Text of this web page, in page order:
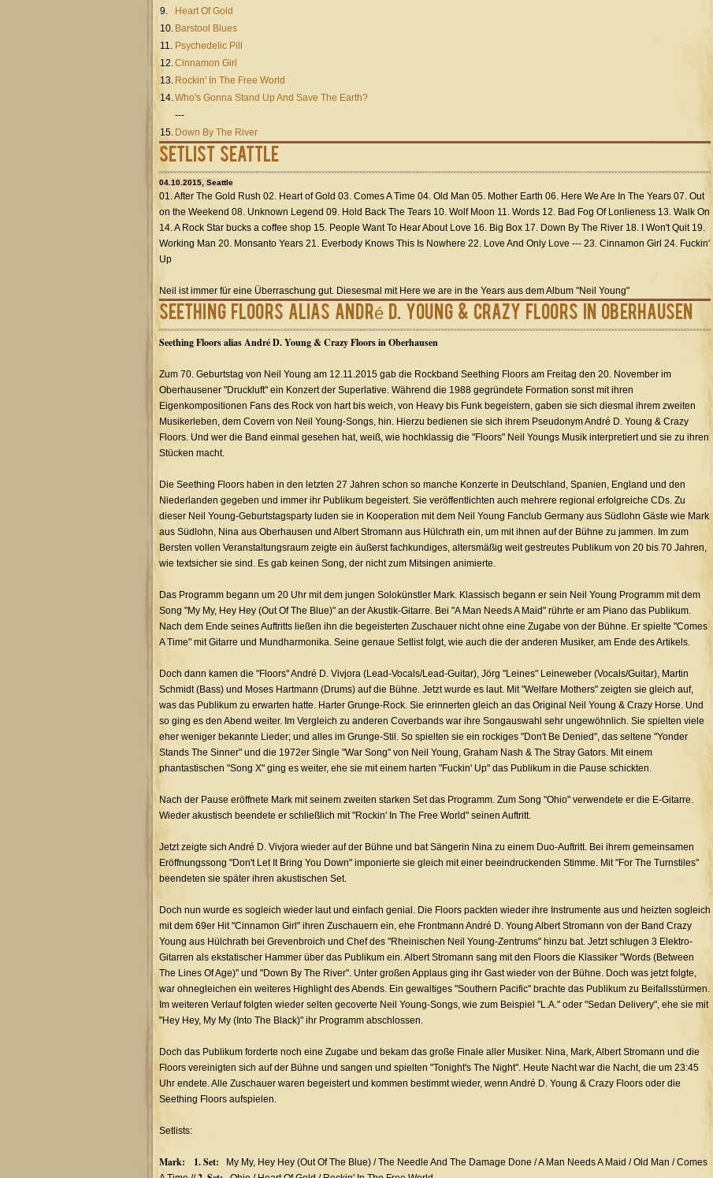
9.
Heart Of Gold
10. Barstool Blues
11. Psychedelic Pill
12.Cinnamon Girl
13. Rockin' In The Free World
14.Who's Gonna Stand Up And Save The Earth?
---
15. Down By The River
Setlist Seattle
04.10.2015, Seattle
01. After The Gold Rush 02. Heart of Gold 03. Comes A Time 04. Old Man 05. Mother Earth 06. Here We Are In The Years 07. Out
on the Weekend 08. Unknown Legend 09. Hold Back The Tears 10. Wolf Moon 11. Words 12. Bad Fog Of Lonlieness 13. Walk On
14. A Rock Star bucks a coffee shop 15. People Want To Hear About Love 16. Big Box 17. Down By The River 18. I Won't Quit 19.
Working Man 20. Monsanto Years 21. Everbody Knows This Is Nowhere 22. Love And Only Love --- 23. Cinnamon Girl 24. Fuckin'
Up
Neil ist immer für eine Überraschung gut. Diesesmal mit Here we are in the Years aus dem Album "Neil Young"
Seething Floors alias André D. Young & Crazy Floors in Oberhausen
Seething Floors alias André D. Young & Crazy Floors in Oberhausen
Zum 70. Geburtstag von Neil Young am 12.11.2015 gab die Rockband Seething Floors am Freitag den 20. November im
Oberhausener "Druckluft" ein Konzert der Superlative. Während die 1988 gegründete Formation sonst mit ihren
Eigenkompositionen Fans des Rock von hart bis weich, von Heavy bis Funk begeistern, gaben sie sich diesmal ihrem zweiten
Musikerleben, dem Covern von Neil Young-Songs, hin. Hierzu bedienen sie sich ihrem Pseudonym André D. Young & Crazy
Floors. Und wer die Band einmal gesehen hat, weiß, wie hochklassig die "Floors" Neil Youngs Musik interpretiert und sie zu ihren
Stücken macht.
Die Seething Floors haben in den letzten 27 Jahren schon so manche Konzerte in Deutschland, Spanien, England und den
Niederlanden gegeben und immer ihr Publikum begeistert. Sie veröffentlichten auch mehrere regional erfolgreiche CDs. Zu
dieser Neil Young-Geburtstagsparty luden sie in Kooperation mit dem Neil Young Fanclub Germany aus Südlohn Gäste wie Mark
aus Südlohn, Nina aus Oberhausen und Albert Stromann aus Hülchrath ein, um mit ihnen auf der Bühne zu jammen. Im zum
Bersten vollen Veranstaltungsraum zeigte ein äußerst fachkundiges, altersmäßig weit gestreutes Publikum von 20 bis 70 Jahren,
wie textsicher sie sind. Es gab keinen Song, der nicht zum Mitsingen animierte.
Das Programm begann um 20 Uhr mit dem jungen Solokünstler Mark. Klassisch begann er sein Neil Young Programm mit dem
Song "My My, Hey Hey (Out Of The Blue)" an der Akustik-Gitarre. Bei "A Man Needs A Maid" rührte er am Piano das Publikum.
Nach dem Ende seines Auftritts ließen ihn die begeisterten Zuschauer nicht ohne eine Zugabe von der Bühne. Er spielte "Comes
A Time" mit Gitarre und Mundharmonika. Seine genaue Setlist folgt, wie auch die der anderen Musiker, am Ende des Artikels.
Doch dann kamen die "Floors" André D. Vivjora (Lead-Vocals/Lead-Guitar), Jörg "Leines" Leineweber (Vocals/Guitar), Martin
Schmidt (Bass) und Moses Hartmann (Drums) auf die Bühne. Jetzt wurde es laut. Mit "Welfare Mothers" zeigten sie gleich auf,
was das Publikum zu erwarten hatte. Harter Grunge-Rock. Sie erinnerten gleich an das Original Neil Young & Crazy Horse. Und
so ging es den Abend weiter. Im Vergleich zu anderen Coverbands war ihre Songauswahl sehr ungewöhnlich. Sie spielten viele
eher weniger bekannte Lieder; und alles im Grunge-Stil. So spielten sie ein rockiges "Don't Be Denied", das seltene "Yonder
Stands The Sinner" und die 1972er Single "War Song" von Neil Young, Graham Nash & The Stray Gators. Mit einem
phantastischen "Song X" ging es weiter, ehe sie mit einem harten "Fuckin' Up" das Publikum in die Pause schickten.
Nach der Pause eröffnete Mark mit seinem zweiten starken Set das Programm. Zum Song "Ohio" verwendete er die E-Gitarre.
Wieder akustisch beendete er schließlich mit "Rockin' In The Free World" seinen Auftritt.
Jetzt zeigte sich André D. Vivjora wieder auf der Bühne und bat Sängerin Nina zu einem Duo-Auftritt. Bei ihrem gemeinsamen
Eröffnungssong "Don't Let It Bring You Down" imponierte sie gleich mit einer beeindruckenden Stimme. Mit "For The Turnstiles"
beendeten sie später ihren akustischen Set.
Doch nun wurde es sogleich wieder laut und einfach genial. Die Floors packten wieder ihre Instrumente aus und heizten sogleich
mit dem 69er Hit "Cinnamon Girl" ihren Zuschauern ein, ehe Frontmann André D. Young Albert Stromann von der Band Crazy
Young aus Hülchrath bei Grevenbroich und Chef des "Rheinischen Neil Young-Zentrums" hinzu bat. Jetzt schlugen 3 Elektro-
Gitarren als ekstatischer Hammer über das Publikum ein. Albert Stromann sang mit den Floors die Klassiker "Words (Between
The Lines Of Age)" und "Down By The River". Unter großen Applaus ging ihr Gast wieder von der Bühne. Doch was jetzt folgte,
war ohnegleichen ein weiteres Highlight des Abends. Ein gewaltiges "Southern Pacific" brachte das Publikum zu Beifallsstürmen.
Im weiteren Verlauf folgten wieder selten gecoverte Neil Young-Songs, wie zum Beispiel "L.A." oder "Sedan Delivery", ehe sie mit
"Hey Hey, My My (Into The Black)" ihr Programm abschlossen.
Doch das Publikum forderte noch eine Zugabe und bekam das große Finale aller Musiker. Nina, Mark, Albert Stromann und die
Floors vereinigten sich auf der Bühne und sangen und spielten "Tonight's The Night". Heute Nacht war die Nacht, die um 23:45
Uhr endete. Alle Zuschauer waren begeistert und kommen bestimmt wieder, wenn André D. Young & Crazy Floors oder die
Seething Floors aufspielen.
Setlists:
Mark: 1. Set: My My, Hey Hey (Out Of The Blue) / The Needle And The Damage Done / A Man Needs A Maid / Old Man / Comes